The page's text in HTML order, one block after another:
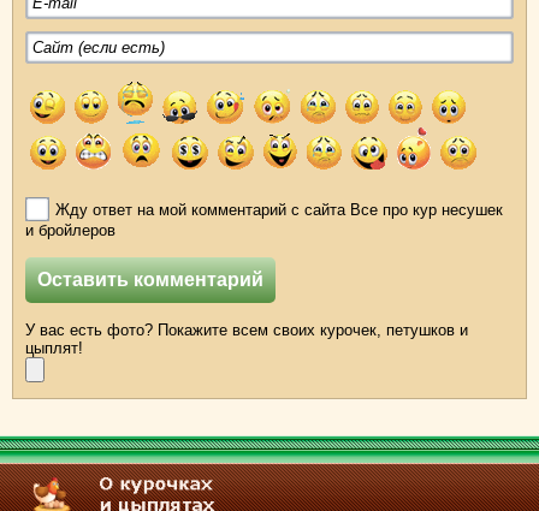
Жду ответ на мой комментарий с сайта Все про кур несушек
и бройлеров
У вас есть фото? Покажите всем своих курочек, петушков и
цыплят!